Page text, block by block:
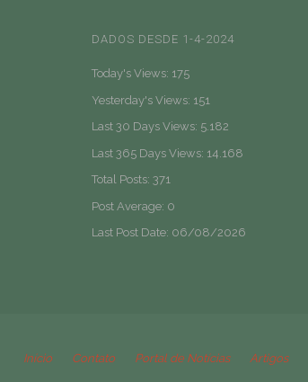
DADOS DESDE 1-4-2024
Today's Views: 175
Yesterday's Views: 151
Last 30 Days Views: 5.182
Last 365 Days Views: 14.168
Total Posts: 371
Post Average: 0
Last Post Date: 06/08/2026
Início Contato Portal de Notícias Artigos